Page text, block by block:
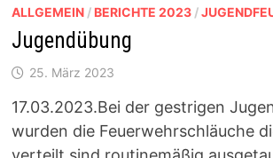
ALLGEMEIN/ BERICHTE 2023/
Jugendübung
25. März 2023
17.03.2023.Bei der gestrigen
wurden die Feuerwehrschläuche